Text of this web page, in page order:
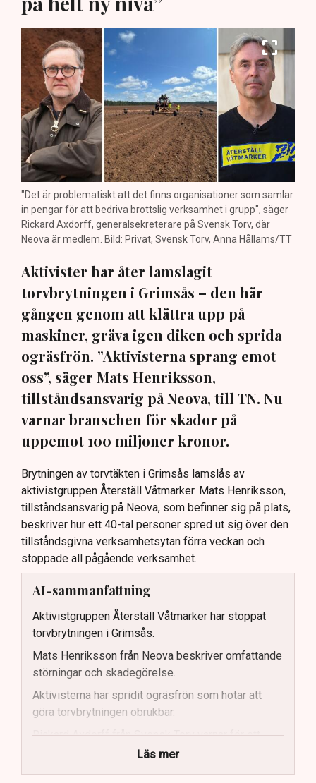
"Det är problematiskt att det finns organisationer som samlar
in pengar för att bedriva brottslig verksamhet i grupp", säger
Rickard Axdorff, generalsekreterare på Svensk Torv, där
Neova är medlem. Bild: Privat, Svensk Torv, Anna Hållams/TT
Aktivister har åter lamslagit
torvbrytningen i Grimsås – den här
gången genom att klättra upp på
maskiner, gräva igen diken och sprida
ogräsfrön. ”Aktivisterna sprang emot
oss”, säger Mats Henriksson,
tillståndsansvarig på Neova, till TN. Nu
varnar branschen för skador på
uppemot 100 miljoner kronor.
Brytningen av torvtäkten i Grimsås lamslås av
aktivistgruppen Återställ Våtmarker. Mats Henriksson,
tillståndsansvarig på Neova, som befinner sig på plats,
beskriver hur ett 40-tal personer spred ut sig över den
tillståndsgivna verksamhetsytan förra veckan och
stoppade all pågående verksamhet.
AI-sammanfattning
Aktivistgruppen Återställ Våtmarker har stoppat
torvbrytningen i Grimsås.
Mats Henriksson från Neova beskriver omfattande
störningar och skadegörelse.
Aktivisterna har spridit ogräsfrön som hotar att
göra torvbrytningen obrukbar.
Rickard Axdorff från Svensk Torv varnar för ett
stort ekonomiskt sabotage.
Dialogpolisen på plats står maktlös inför
Läs mer